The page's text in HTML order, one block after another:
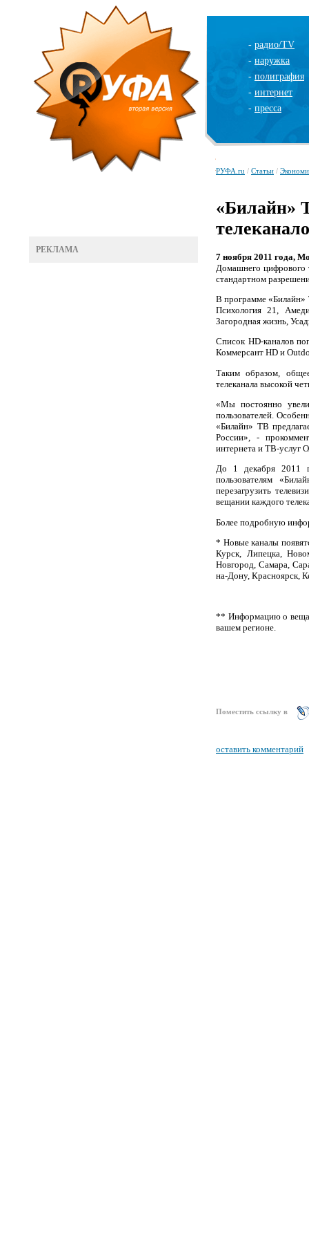
- радио/TV
- наружка
- полиграфия
- интернет
- пресса
РЕКЛАМА
РУФА.ru / Статьи /
«Билайн»
7 ноября 2011 года,
Домашнего цифрового
стандартном
В программе «Билайн»
Психология 21,
Загородная жизнь,
Список HD-каналов
Коммерсант HD и
Таким образом,
телеканала высокой
«Мы постоянно
пользователей.
«Билайн» ТВ
России», -
интернета и ТВ-услуг
До 1 декабря 2011
пользователям
перезагрузить
вещании каждого
Более подробную
* Новые каналы
Курск, Липецка,
Новгород, Самара,
на-Дону, Красноярск,
** Информацию о
вашем регионе.
Поместить ссылку в
оставить комментарий